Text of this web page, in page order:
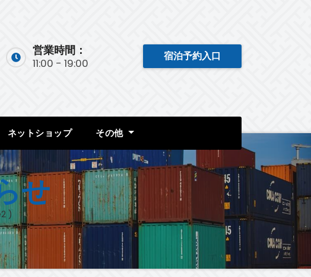
営業時間：
11:00 - 19:00
宿泊予約入口
ネットショップ その他
せ
)